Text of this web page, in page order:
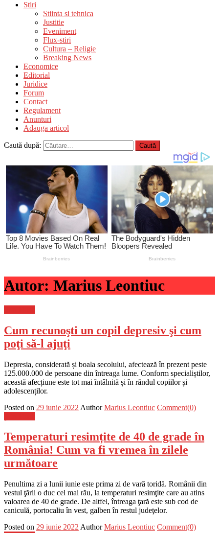
Stiri
Stiinta si tehnica
Justitie
Eveniment
Flux-stiri
Cultura – Religie
Breaking News
Economice
Editorial
Juridice
Forum
Contact
Regulament
Anunturi
Adauga articol
Caută după:
Autor: Marius Leontiuc
Cum recunoşti un copil depresiv şi cum
poţi să-l ajuţi
Depresia, considerată și boala secolului, afectează în prezent peste
125.000.000 de persoane din întreaga lume. Conform specialiștilor,
această afecțiune este tot mai întâlnită și în rândul copiilor și
adolescenților.
Posted on 29 iunie 2022 Author Marius Leontiuc Comment(0)
Temperaturi resimțite de 40 de grade în
România! Cum va fi vremea în zilele
următoare
Penultima zi a lunii iunie este prima zi de vară toridă. Românii din
vestul ţării o duc cel mai rău, la temperaturi resimţite care au atins
valoarea de 40 de grade. De altfel, întreaga ţară este sub cod de
caniculă, portocaliu în vest, galben în restul judeţelor.
Posted on 29 iunie 2022 Author Marius Leontiuc Comment(0)